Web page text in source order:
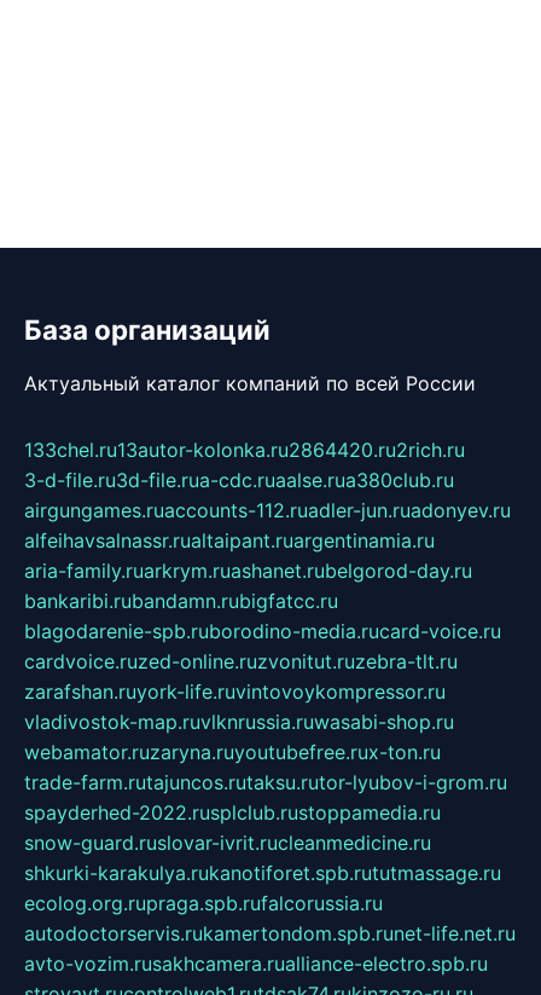
База организаций
Актуальный каталог компаний по всей России
133chel.ru13autor-kolonka.ru2864420.ru2rich.ru
3-d-file.ru3d-file.rua-cdc.ruaalse.rua380club.ru
airgungames.ruaccounts-112.ruadler-jun.ruadonyev.ru
alfeihavsalnassr.rualtaipant.ruargentinamia.ru
aria-family.ruarkrym.ruashanet.rubelgorod-day.ru
bankaribi.rubandamn.rubigfatcc.ru
blagodarenie-spb.ruborodino-media.rucard-voice.ru
cardvoice.ruzed-online.ruzvonitut.ruzebra-tlt.ru
zarafshan.ruyork-life.ruvintovoykompressor.ru
vladivostok-map.ruvlknrussia.ruwasabi-shop.ru
webamator.ruzaryna.ruyoutubefree.rux-ton.ru
trade-farm.rutajuncos.rutaksu.rutor-lyubov-i-grom.ru
spayderhed-2022.rusplclub.rustoppamedia.ru
snow-guard.ruslovar-ivrit.rucleanmedicine.ru
shkurki-karakulya.rukanotiforet.spb.rututmassage.ru
ecolog.org.rupraga.spb.rufalcorussia.ru
autodoctorservis.rukamertondom.spb.runet-life.net.ru
avto-vozim.rusakhcamera.rualliance-electro.spb.ru